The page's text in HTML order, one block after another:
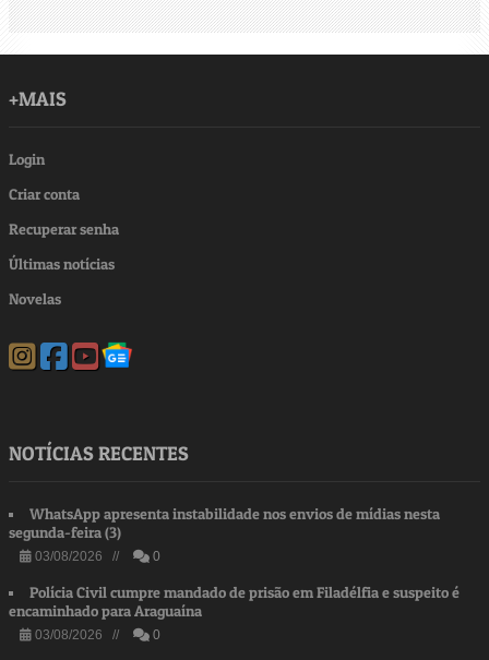
+MAIS
Login
Criar conta
Recuperar senha
Últimas notícias
Novelas
NOTÍCIAS RECENTES
WhatsApp apresenta instabilidade nos envios de mídias nesta
segunda-feira (3)
03/08/2026 // 0
Polícia Civil cumpre mandado de prisão em Filadélfia e suspeito é
encaminhado para Araguaína
03/08/2026 // 0